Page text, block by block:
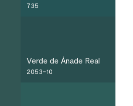
735
Verde de Ánade Real
2053-10